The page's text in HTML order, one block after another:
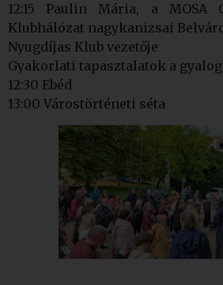
12:15 Paulin Mária, a MOSA
Klubhálózat nagykanizsai
Nyugdíjas Klub vezetője
Gyakorlati tapasztalatok a
12:30 Ebéd
13:00 Várostörténeti séta